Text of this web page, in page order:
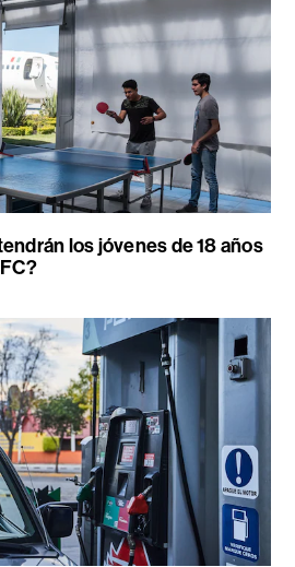
los jóvenes de 18 años